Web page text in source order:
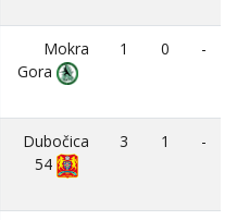
Mokra
Gora
1 0 -
Dubočica
54
3 1 -